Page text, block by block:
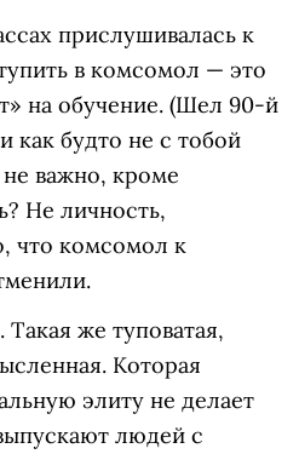
прислушивалась к
в комсомол — это
на обучение. (Шел 90-й
как будто не с тобой
важно, кроме
Не личность,
что комсомол к
же туповатая,
Которая
элиту не делает
людей с